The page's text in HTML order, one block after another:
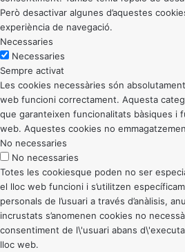
Però desactivar algunes d’aquestes
experiència de navegació.
Necessaries
Necessaries
Sempre activat
Les cookies necessàries són
web funcioni correctament. Aquesta
que garanteixen funcionalitats bàsiques i
web. Aquestes cookies no
No necessaries
No necessaries
Totes les cookiesque poden no ser
el lloc web funcioni i s’utilitzen
personals de l’usuari a través d’anàlisis,
incrustats s’anomenen cookies no
consentiment de l\'usuari abans
lloc web.